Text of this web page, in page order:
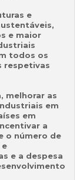
e
e maior
todos os
respetivas
melhorar as
em
em
a
o número de
e
e a despesa